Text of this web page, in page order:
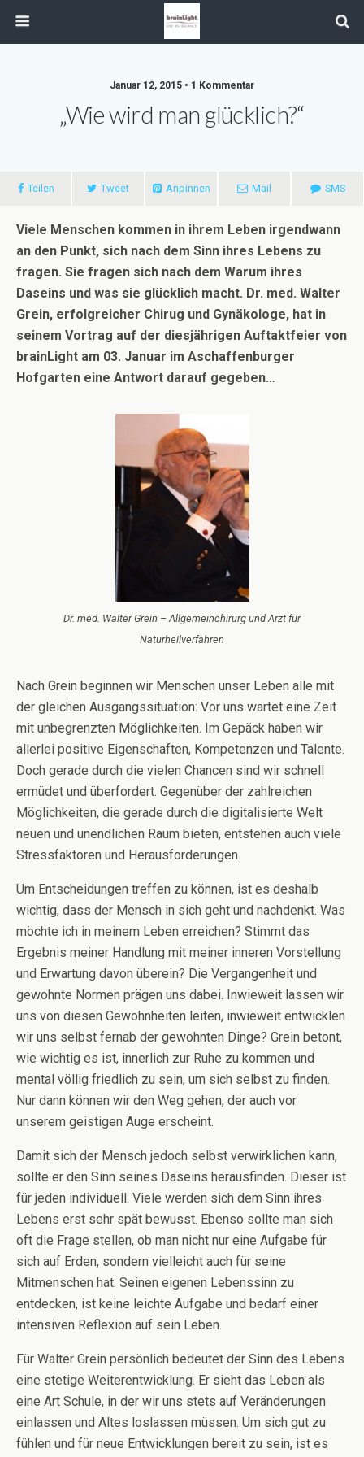
Januar 12, 2015 • 1 Kommentar
„Wie wird man glücklich?“
Teilen Tweet Anpinnen Mail SMS
Viele Menschen kommen in ihrem Leben irgendwann
an den Punkt, sich nach dem Sinn ihres Lebens zu
fragen. Sie fragen sich nach dem Warum ihres
Daseins und was sie glücklich macht. Dr. med. Walter
Grein, erfolgreicher Chirug und Gynäkologe, hat in
seinem Vortrag auf der diesjährigen Auftaktfeier von
brainLight am 03. Januar im Aschaffenburger
Hofgarten eine Antwort darauf gegeben…
Dr. med. Walter Grein – Allgemeinchirurg und Arzt für
Naturheilverfahren
Nach Grein beginnen wir Menschen unser Leben alle mit
der gleichen Ausgangssituation: Vor uns wartet eine Zeit
mit unbegrenzten Möglichkeiten. Im Gepäck haben wir
allerlei positive Eigenschaften, Kompetenzen und Talente.
Doch gerade durch die vielen Chancen sind wir schnell
ermüdet und überfordert. Gegenüber der zahlreichen
Möglichkeiten, die gerade durch die digitalisierte Welt
neuen und unendlichen Raum bieten, entstehen auch viele
Stressfaktoren und Herausforderungen.
Um Entscheidungen treffen zu können, ist es deshalb
wichtig, dass der Mensch in sich geht und nachdenkt. Was
möchte ich in meinem Leben erreichen? Stimmt das
Ergebnis meiner Handlung mit meiner inneren Vorstellung
und Erwartung davon überein? Die Vergangenheit und
gewohnte Normen prägen uns dabei. Inwieweit lassen wir
uns von diesen Gewohnheiten leiten, inwieweit entwicklen
wir uns selbst fernab der gewohnten Dinge? Grein betont,
wie wichtig es ist, innerlich zur Ruhe zu kommen und
mental völlig friedlich zu sein, um sich selbst zu finden.
Nur dann können wir den Weg gehen, der auch vor
unserem geistigen Auge erscheint.
Damit sich der Mensch jedoch selbst verwirklichen kann,
sollte er den Sinn seines Daseins herausfinden. Dieser ist
für jeden individuell. Viele werden sich dem Sinn ihres
Lebens erst sehr spät bewusst. Ebenso sollte man sich
oft die Frage stellen, ob man nicht nur eine Aufgabe für
sich auf Erden, sondern vielleicht auch für seine
Mitmenschen hat. Seinen eigenen Lebenssinn zu
entdecken, ist keine leichte Aufgabe und bedarf einer
intensiven Reflexion auf sein Leben.
Für Walter Grein persönlich bedeutet der Sinn des Lebens
eine stetige Weiterentwicklung. Er sieht das Leben als
eine Art Schule, in der wir uns stets auf Veränderungen
einlassen und Altes loslassen müssen. Um sich gut zu
fühlen und für neue Entwicklungen bereit zu sein, ist es